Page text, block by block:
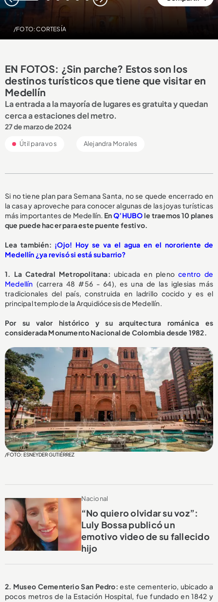
/FOTO: CORTESÍA
EN FOTOS: ¿Sin parche? Estos son los
destinos turísticos que tiene que visitar en
Medellín
La entrada a la mayoría de lugares es gratuita y quedan
cerca a estaciones del metro.
27 de marzo de 2024
Útil para vos Alejandra Morales
Si no tiene plan para Semana Santa, no se quede encerrado en
la casa y aproveche para conocer algunas de las joyas turísticas
más importantes de Medellín. EnQ’HUBOle traemos 10 planes
que puede hacer para este puente festivo.
Lea también: ¡Ojo! Hoy se va el agua en el nororiente de
Medellín ¿ya revisó si está su barrio?
1. La Catedral Metropolitana: ubicada en plenocentro de
Medellín (carrera 48 #56 - 64), es una de las iglesias más
tradicionales del país, construida en ladrillo cocido y es el
principal templo de la Arquidiócesis de Medellín.
Por su valor histórico y su arquitectura románica es
considerada Monumento Nacional de Colombia desde 1982.
/FOTO: ESNEYDER GUTIÉRREZ
Nacional
“No quiero olvidar su voz”:
Luly Bossa publicó un
emotivo video de su fallecido
hijo
2. Museo Cementerio San Pedro: este cementerio, ubicado a
pocos metros de la Estación Hospital, fue fundado en 1842 y